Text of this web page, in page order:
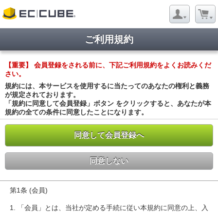
ご利用規約
【重要】 会員登録をされる前に、下記ご利用規約をよくお読みくだ
さい。
規約には、本サービスを使用するに当たってのあなたの権利と義務
が規定されております。
「規約に同意して会員登録」ボタン をクリックすると、あなたが本
規約の全ての条件に同意したことになります。
同意して会員登録へ
同意しない
第1条 (会員)
1. 「会員」とは、当社が定める手続に従い本規約に同意の上、入